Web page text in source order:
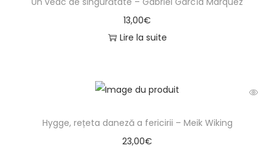
13,00€
Lire la suite
Hygge, rețeta daneză a fericirii – Meik Wiking
23,00€